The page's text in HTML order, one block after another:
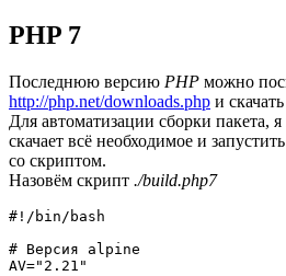
PHP 7
Последнюю версию PHP можно
http://php.net/downloads.php и
Для автоматизации сборки пакета,
скачает всё необходимое и
со скриптом.
Назовём скрипт ./build.php7
#!/bin/bash
# Версия alpine
AV="2.21"